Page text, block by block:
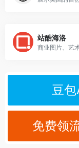
站酷海洛
商业图片、艺
豆
免费领